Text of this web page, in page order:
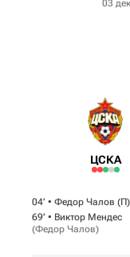
03
ЦСКА
04‎’‎ • Федор Чалов (П)
69‎’‎ • Виктор Мендес
(Федор Чалов)